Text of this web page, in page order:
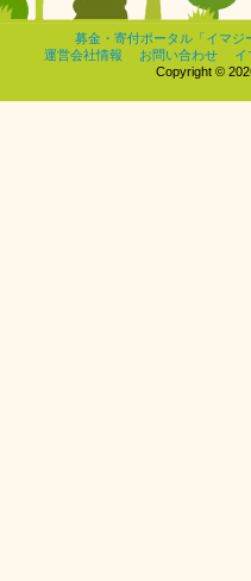
募金・寄付ポータル「イマジ
運営会社情報
お問い合わせ
イ
Copyright ©